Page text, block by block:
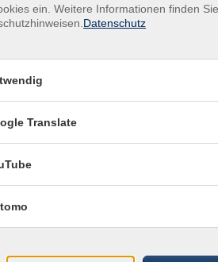
ein. Weitere Informationen finden
Datenschutz
Translate